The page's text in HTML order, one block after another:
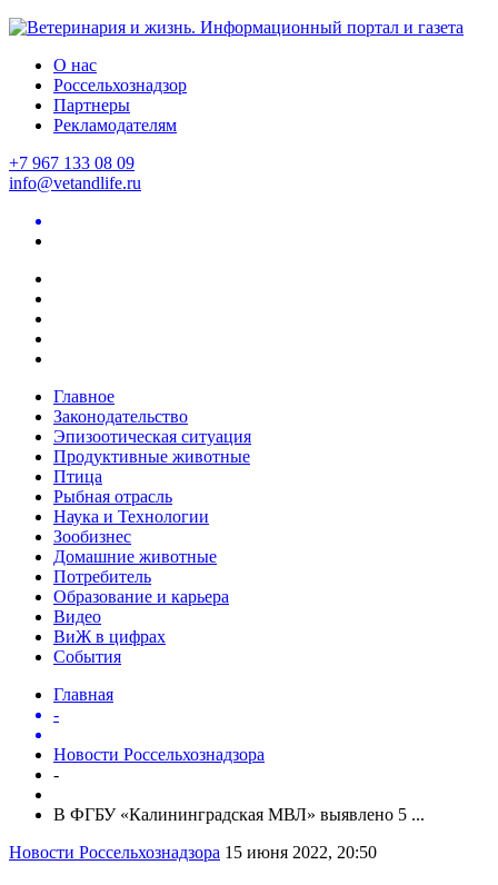
О нас
Россельхознадзор
Партнеры
Рекламодателям
+7 967 133 08 09
info@vetandlife.ru
Главное
Законодательство
Эпизоотическая ситуация
Продуктивные животные
Птица
Рыбная отрасль
Наука и Технологии
Зообизнес
Домашние животные
Потребитель
Образование и карьера
Видео
ВиЖ в цифрах
События
Главная
-
Новости Россельхознадзора
-
В ФГБУ «Калининградская МВЛ» выявлено 5 ...
Новости Россельхознадзора 15 июня 2022, 20:50